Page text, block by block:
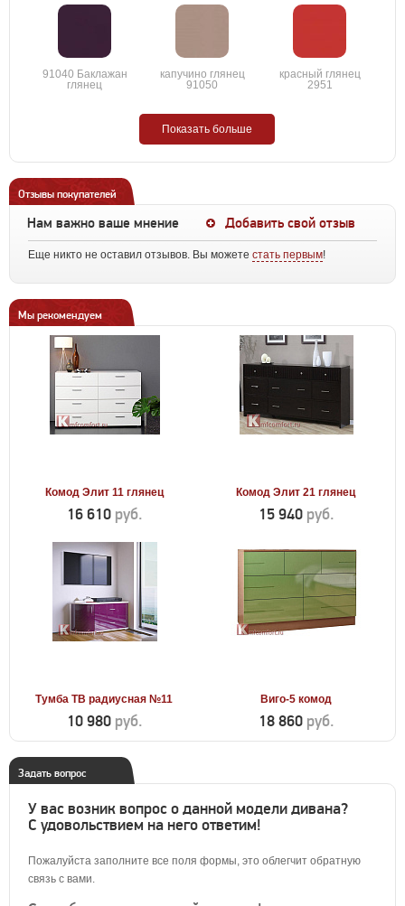
91040 Баклажан
глянец
капучино глянец
91050
красный глянец
2951
Показать больше
Отзывы покупателей
Нам важно ваше мнение Добавить свой отзыв
Еще никто не оставил отзывов. Вы можете стать первым!
Мы рекомендуем
Комод Элит 11 глянец
16 610 руб.
Комод Элит 21 глянец
15 940 руб.
Тумба ТВ радиусная №11
10 980 руб.
Виго-5 комод
18 860 руб.
Задать вопрос
У вас возник вопрос о данной модели дивана?
С удовольствием на него ответим!
Пожалуйста заполните все поля формы, это облегчит обратную
связь с вами.